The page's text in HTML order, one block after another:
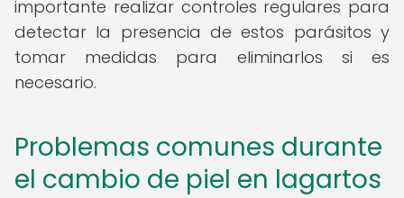
importante realizar controles regulares para
detectar la presencia de estos parásitos y
tomar medidas para eliminarlos si es
necesario.
Problemas comunes durante
el cambio de piel en lagartos